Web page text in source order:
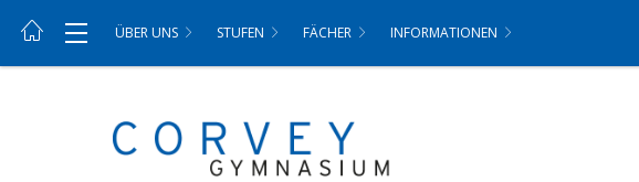
ÜBER UNS STUFEN FÄCHER INFORMATIONEN